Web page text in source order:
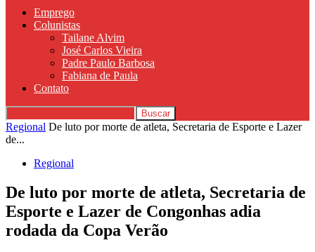
Emprego
Colunistas
Tailane Alvim
José Carlos Vieira
Padre Paulo Barbosa
Fabiana de Paula
Contato
Regional De luto por morte de atleta, Secretaria de Esporte e Lazer
de...
Regional
De luto por morte de atleta, Secretaria de
Esporte e Lazer de Congonhas adia
rodada da Copa Verão